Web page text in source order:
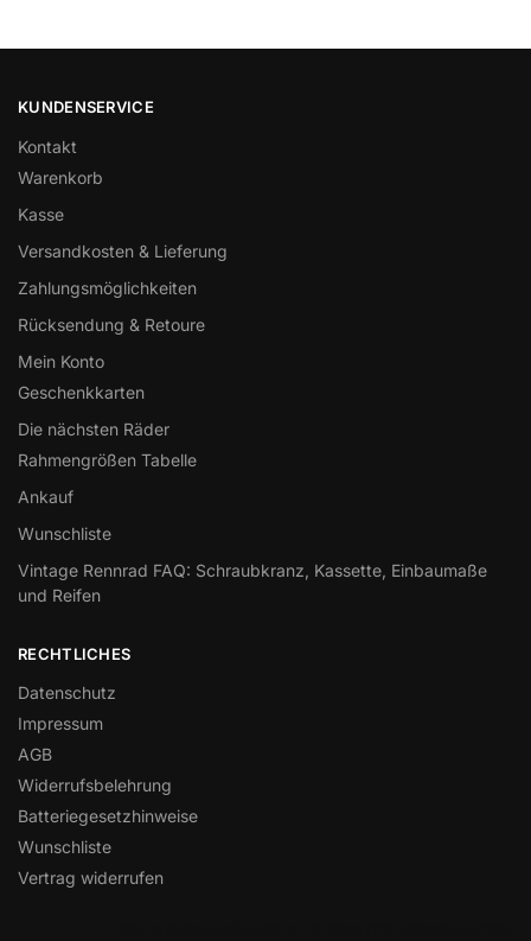
KUNDENSERVICE
Kontakt
Warenkorb
Kasse
Versandkosten & Lieferung
Zahlungsmöglichkeiten
Rücksendung & Retoure
Mein Konto
Geschenkkarten
Die nächsten Räder
Rahmengrößen Tabelle
Ankauf
Wunschliste
Vintage Rennrad FAQ: Schraubkranz, Kassette, Einbaumaße
und Reifen
RECHTLICHES
Datenschutz
Impressum
AGB
Widerrufsbelehrung
Batteriegesetzhinweise
Wunschliste
Vertrag widerrufen